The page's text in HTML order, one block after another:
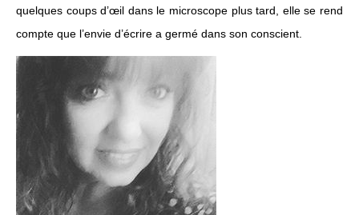
quelques coups d’œil dans le microscope plus tard, elle se rend
compte que l’envie d’écrire a germé dans son conscient.